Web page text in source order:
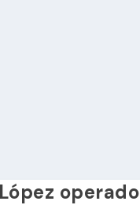
operado